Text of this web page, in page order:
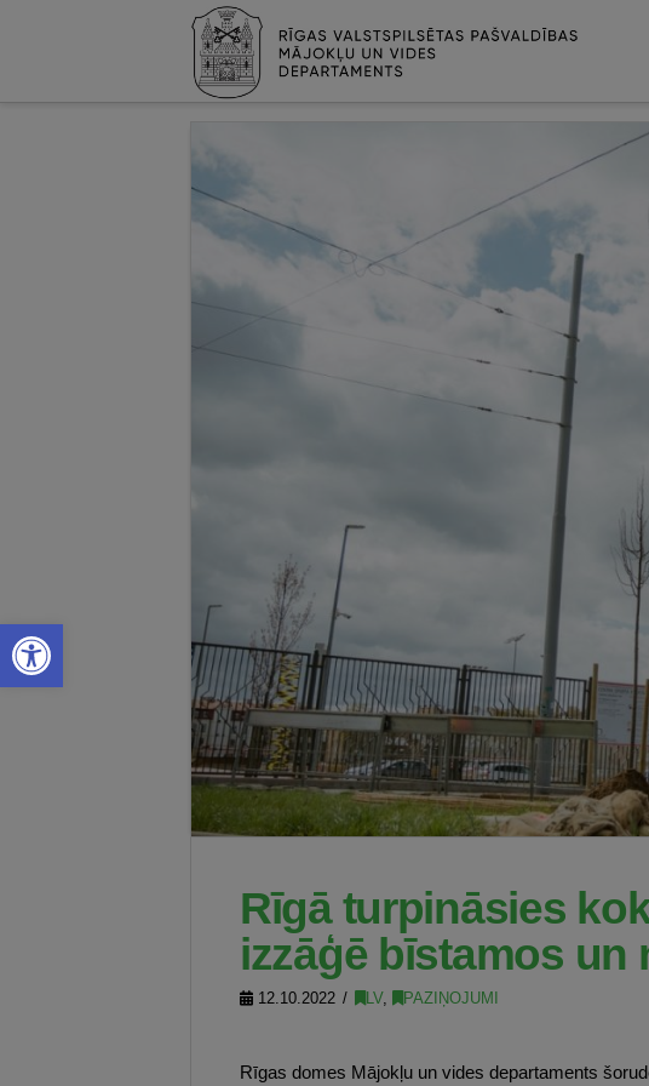
Open toolbar
Rīgā turpināsies
izzāģē bīstamos
12.10.2022 LV, PAZIŅOJUMI
Rīgas domes Mājokļu un vides departaments